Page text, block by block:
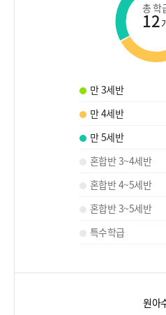
총 학
12
만 3세반
만 4세반
만 5세반
혼합반 3~4세반
혼합반 4~5세반
혼합반 3~5세반
특수학급
원아